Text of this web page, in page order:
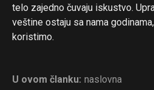
telo zajedno čuvaju iskustvo.
veštine ostaju sa nama
koristimo.
U ovom članku: naslovna